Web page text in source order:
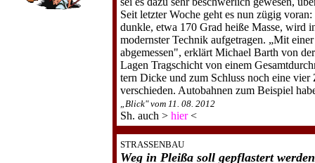
Seit letzter Woche geht es nun zügig
dunk­le, etwa 170 Grad heiße Masse, wird
modernster Technik aufge­tragen. „Mit
abgemessen", erklärt Michael Barth von
Lagen Tragschicht von einem
tern Dicke und zum Schluss noch eine vier
verschieden. Auto­bahnen zum Beispiel
„Blick" vom 11. 08. 2012
Sh. auch > hier<
STRASSENBAU
Weg in Pleißa soll gepflastert werden